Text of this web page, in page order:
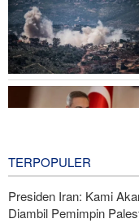
Impor Mana Pun di
Mengapa AS Nyaris
Iran?
TERPOPULER
Presiden Iran: Kami
Diambil Pemimpin